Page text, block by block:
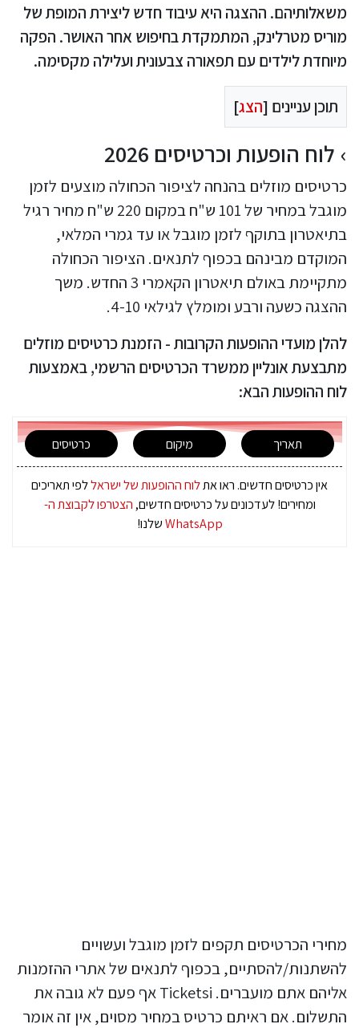
משאלותיהם. ההצגה היא עיבוד חדש ליצירת המופת של
מוריס מטרלינק, המתמקדת בחיפוש אחר האושר. הפקה
מיוחדת לילדים עם תפאורה צבעונית ועלילה מקסימה.
תוכן עניינים [הצג]
לוח הופעות וכרטיסים 2026
כרטיסים מוזלים בהנחה לציפור הכחולה מוצעים לזמן
מוגבל במחיר של 101 ש"ח במקום 220 ש"ח מחיר רגיל
בתיאטרון בתוקף לזמן מוגבל או עד גמרי המלאי,
המוקדם מבינהם בכפוף לתנאים. הציפור הכחולה
מתקיימת באולם תיאטרון הקאמרי 3 החדש. משך
ההצגה כשעה ורבע ומומלץ לגילאי 4-10.
להלן מועדי ההופעות הקרובות - הזמנת כרטיסים מוזלים
מתבצעת אונליין ממשרד הכרטיסים הרשמי, באמצעות
לוח ההופעות הבא:
תאריך מיקום כרטיסים
אין כרטיסים חדשים. ראו אתלוח ההופעות של ישראללפי תאריכים
ומחירים! לעדכונים על כרטיסים חדשים, הצטרפו לקבוצת ה-
WhatsAppשלנו!
מחירי הכרטיסים תקפים לזמן מוגבל ועשויים
להשתנות/להסתיים, בכפוף לתנאים של אתרי ההזמנות
אליהם אתם מועברים. Ticketsi אף פעם לא גובה את
התשלום. אם ראיתם כרטיס במחיר מסוים, אין זה אומר